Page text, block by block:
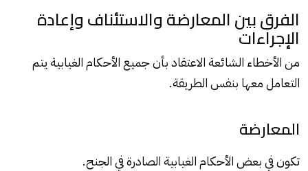
الفرق بين المعارضة والاستئناف وإعادة
الإجراءات
من الأخطاء الشائعة الاعتقاد بأن جميع الأحكام الغيابية يتم
التعامل معها بنفس الطريقة.
المعارضة
تكون في بعض الأحكام الغيابية الصادرة في الجنح.